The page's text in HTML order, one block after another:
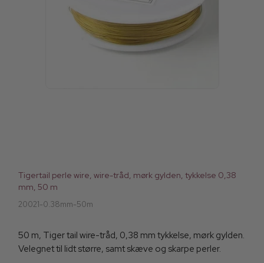
Tigertail perle wire, wire-tråd, mørk gylden, tykkelse 0,38
mm, 50 m
20021-0.38mm-50m
50 m, Tiger tail wire-tråd, 0,38 mm tykkelse, mørk gylden.
Velegnet til lidt større, samt skæve og skarpe perler.